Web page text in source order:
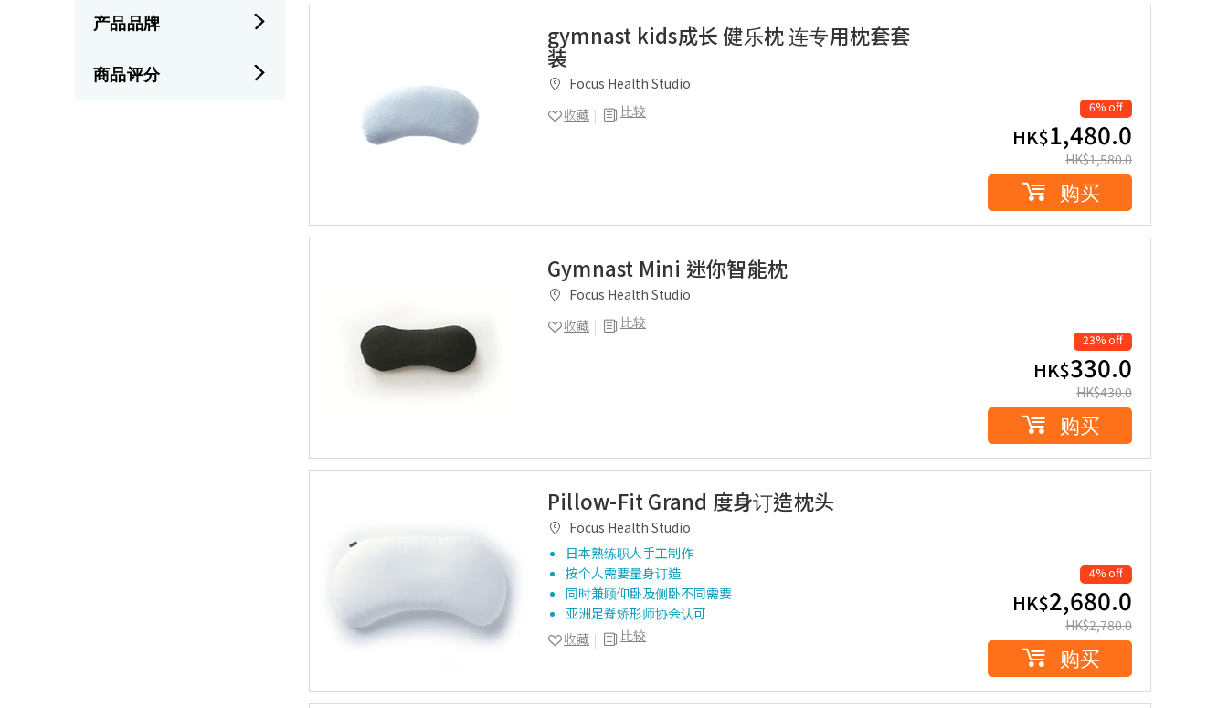
产品品牌
商品评分
gymnast kids成长 健乐枕 连专用枕套套
装
Focus Health Studio
比较
收藏 6% off
HK$1,480.0
HK$1,580.0
购买
Gymnast Mini 迷你智能枕
Focus Health Studio
比较
收藏
23% off
HK$330.0
HK$430.0
购买
Pillow-Fit Grand 度身订造枕头
Focus Health Studio
日本熟练职人手工制作
按个人需要量身订造
同时兼顾仰卧及侧卧不同需要
亚洲足脊矫形师协会认可
比较
收藏
4% off
HK$2,680.0
HK$2,780.0
购买